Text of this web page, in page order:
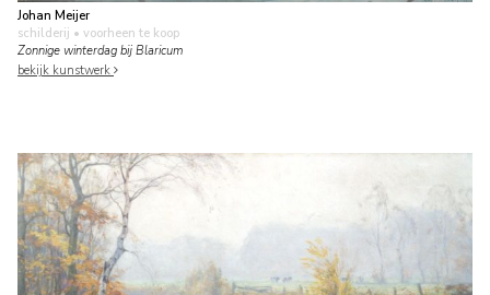
Johan Meijer
schilderij • voorheen te koop
Zonnige winterdag bij Blaricum
bekijk kunstwerk